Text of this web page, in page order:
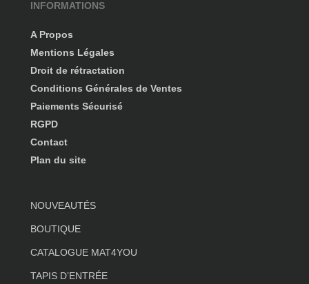
INFORMATIONS
A Propos
Mentions Légales
Droit de rétractation
Conditions Générales de Ventes
Paiements Sécurisé
RGPD
Contact
Plan du site
NOUVEAUTÉS
BOUTIQUE
CATALOGUE MAT4YOU
TAPIS D’ENTRÉE